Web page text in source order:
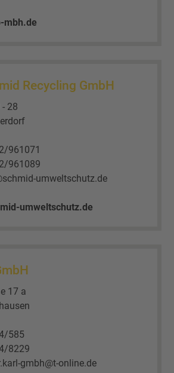
mbh.de
Recycling GmbH
28
961071
961089
umweltschutz.de
umweltschutz.de
17 a
585
8229
gmbh@t-online.de